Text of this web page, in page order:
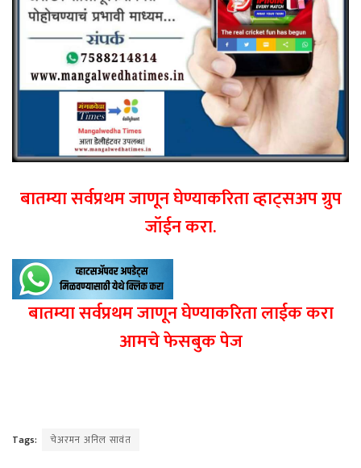
बातम्या सर्वप्रथम जाणून घेण्याकरिता व्हाट्सअप ग्रुप
जॉईन करा.
बातम्या सर्वप्रथम जाणून घेण्याकरिता लाईक करा
आमचे फेसबुक पेज
Tags: चेअरमन अनिल सावंत